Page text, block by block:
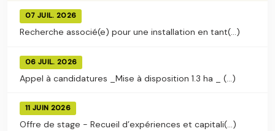
07 JUIL. 2026
Recherche associé(e) pour une installation en tant(...)
06 JUIL. 2026
Appel à candidatures _Mise à disposition 1.3 ha _ (...)
11 JUIN 2026
Offre de stage - Recueil d’expériences et capitali(...)